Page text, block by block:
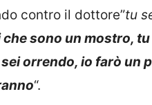
contro il dottore”tu
sono un mostro,
orrendo, io farò un
“.